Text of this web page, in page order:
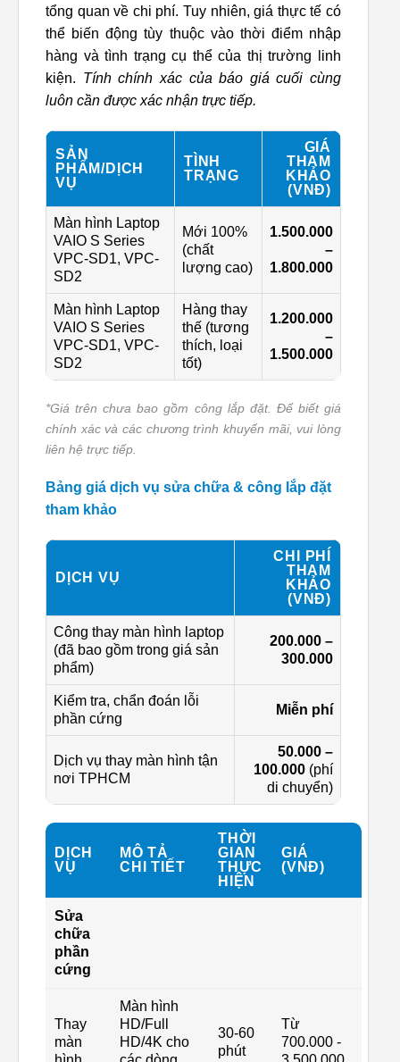
tổng quan về chi phí. Tuy nhiên, giá thực tế có
thể biến động tùy thuộc vào thời điểm nhập
hàng và tình trạng cụ thể của thị trường linh
kiện. Tính chính xác của báo giá cuối cùng
luôn cần được xác nhận trực tiếp.
SẢN
PHẨM/DỊCH
VỤ
TÌNH
TRẠNG
GIÁ
THAM
KHẢO
(VNĐ)
Màn hình Laptop
VAIO S Series
VPC-SD1, VPC-
SD2
Mới 100%
(chất
lượng cao)
1.500.000
–
1.800.000
Màn hình Laptop
VAIO S Series
VPC-SD1, VPC-
SD2
Hàng thay
thế (tương
thích, loại
tốt)
1.200.000
–
1.500.000
*Giá trên chưa bao gồm công lắp đặt. Để biết giá
chính xác và các chương trình khuyến mãi, vui lòng
liên hệ trực tiếp.
Bảng giá dịch vụ sửa chữa & công lắp đặt
tham khảo
DỊCH VỤ
CHI PHÍ
THAM
KHẢO
(VNĐ)
Công thay màn hình laptop
(đã bao gồm trong giá sản
phẩm)
200.000 –
300.000
Kiểm tra, chẩn đoán lỗi
phần cứng
Miễn phí
Dịch vụ thay màn hình tận
nơi TPHCM
50.000 –
100.000 (phí
di chuyển)
DỊCH
VỤ
MÔ TẢ
CHI TIẾT
THỜI
GIAN
THỰC
HIỆN
GIÁ
(VNĐ)
Sửa
chữa
phần
cứng
Thay
màn
Màn hình
HD/Full
HD/4K cho
30-60
phút
Từ
700.000 -